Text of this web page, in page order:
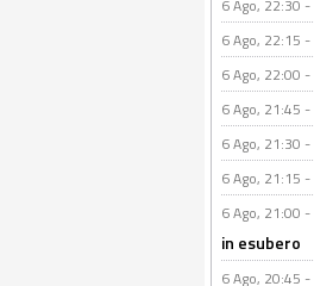
6 Ago, 22:30 -
6 Ago, 22:15 -
6 Ago, 22:00 -
6 Ago, 21:45 -
6 Ago, 21:30 -
6 Ago, 21:15 -
6 Ago, 21:00 -
in esubero
6 Ago, 20:45 -